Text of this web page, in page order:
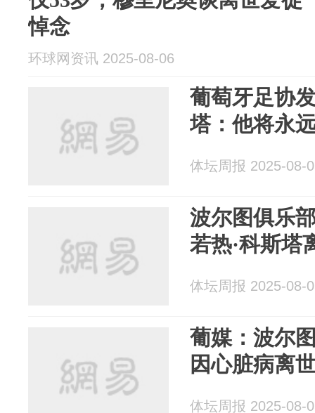
悼念
环球网资讯 2025-08-06
葡萄牙足协
塔：他将永
体坛周报 2025-08-
波尔图俱乐
若热·科斯塔
体坛周报 2025-08-
葡媒：波尔
因心脏病离
体坛周报 2025-08-